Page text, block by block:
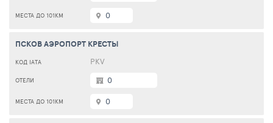
0
ПСКОВ АЭРОПОРТ КРЕСТЫ
PKV
0
0